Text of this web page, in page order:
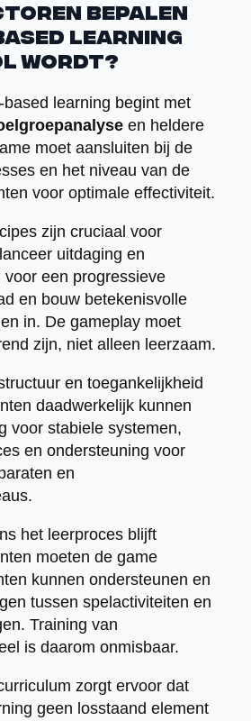
bepalen
learning
wordt?
learning begint met
en heldere
moet aansluiten bij de
en het niveau van de
voor optimale effectiviteit.
zijn cruciaal voor
uitdaging en
voor een progressieve
en bouw betekenisvolle
in. De gameplay moet
zijn, niet alleen leerzaam.
en toegankelijkheid
daadwerkelijk kunnen
voor stabiele systemen,
en ondersteuning voor
en
het leerproces blijft
moeten de game
kunnen ondersteunen en
tussen spelactiviteiten en
Training van
is daarom onmisbaar.
zorgt ervoor dat
geen losstaand element